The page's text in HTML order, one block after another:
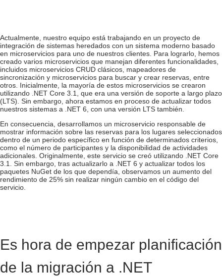
Actualmente, nuestro equipo está trabajando en un proyecto de
integración de sistemas heredados con un sistema moderno basado
en microservicios para uno de nuestros clientes. Para lograrlo, hemos
creado varios microservicios que manejan diferentes funcionalidades,
incluidos microservicios CRUD clásicos, mapeadores de
sincronización y microservicios para buscar y crear reservas, entre
otros. Inicialmente, la mayoría de estos microservicios se crearon
utilizando .NET Core 3.1, que era una versión de soporte a largo plazo
(LTS). Sin embargo, ahora estamos en proceso de actualizar todos
nuestros sistemas a .NET 6, con una versión LTS también.
En consecuencia, desarrollamos un microservicio responsable de
mostrar información sobre las reservas para los lugares seleccionados
dentro de un periodo específico en función de determinados criterios,
como el número de participantes y la disponibilidad de actividades
adicionales. Originalmente, este servicio se creó utilizando .NET Core
3.1. Sin embargo, tras actualizarlo a .NET 6 y actualizar todos los
paquetes NuGet de los que dependía, observamos un aumento del
rendimiento de 25% sin realizar ningún cambio en el código del
servicio.
Es hora de empezar planificación
de la migración a .NET